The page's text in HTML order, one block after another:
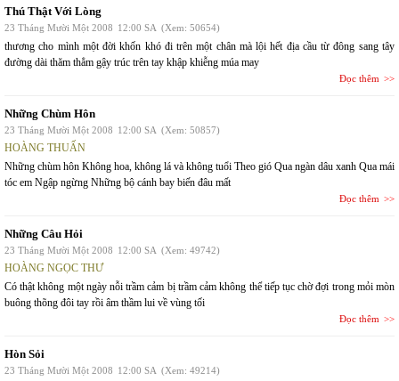
Thú Thật Với Lòng
23 Tháng Mười Một 2008 12:00 SA (Xem: 50654)
thương cho mình một đời khốn khó đi trên một chân mà lội hết địa cầu từ đông sang tây
đường dài thăm thẳm gậy trúc trên tay khập khiễng múa may
Đọc thêm
Những Chùm Hôn
23 Tháng Mười Một 2008 12:00 SA (Xem: 50857)
HOÀNG THUẤN
Những chùm hôn Không hoa, không lá và không tuổi Theo gió Qua ngàn dâu xanh Qua mái
tóc em Ngập ngừng Những bộ cánh bay biến đâu mất
Đọc thêm
Những Câu Hỏi
23 Tháng Mười Một 2008 12:00 SA (Xem: 49742)
HOÀNG NGỌC THƯ
Có thật không một ngày nỗi trầm cảm bị trầm cảm không thể tiếp tục chờ đợi trong mỏi mòn
buông thõng đôi tay rồi âm thầm lui về vùng tối
Đọc thêm
Hòn Sỏi
23 Tháng Mười Một 2008 12:00 SA (Xem: 49214)